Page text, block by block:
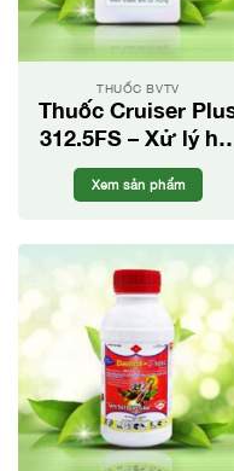
THUỐC BVTV
Thuốc Cruiser
312.5FS – Xử lý
giống hiệu quả
Xem sản phẩm